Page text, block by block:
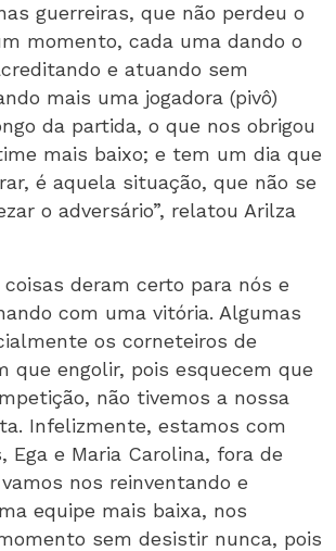
guerreiras, que não perdeu o
momento, cada uma dando o
e atuando sem
mais uma jogadora (pivô)
da partida, o que nos obrigou
mais baixo; e tem um dia que
é aquela situação, que não se
o adversário”, relatou Arilza
coisas deram certo para nós e
com uma vitória. Algumas
os corneteiros de
que engolir, pois esquecem que
não tivemos a nossa
Infelizmente, estamos com
Ega e Maria Carolina, fora de
nos reinventando e
equipe mais baixa, nos
sem desistir nunca, pois